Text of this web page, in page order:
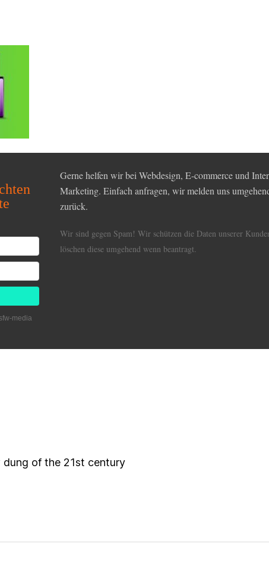
media
Gerne helfen wir bei Webdesign, E-commerce und
Marketing. Einfach anfragen, wir melden uns
zurück.
Wir sind gegen Spam! Wir schützen die Daten unserer
löschen diese umgehend wenn beantragt.
dung of the 21st century